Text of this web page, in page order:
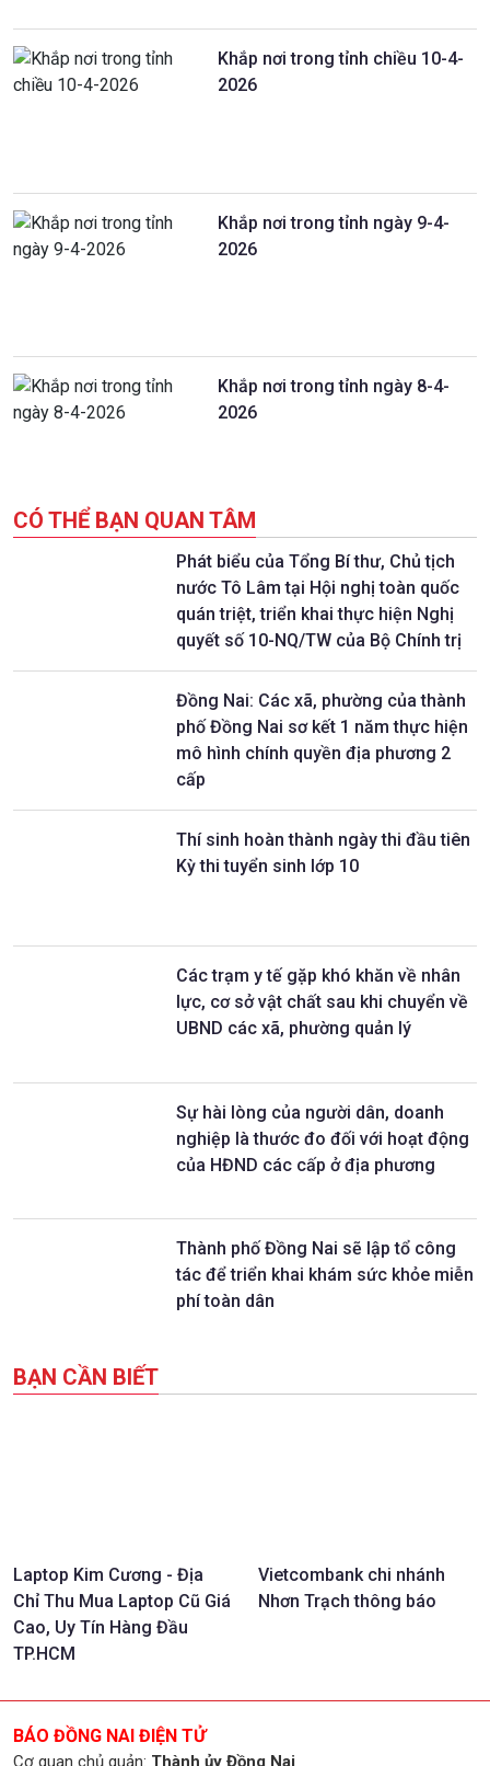
Khắp nơi trong tỉnh chiều 10-4-
2026
Khắp nơi trong tỉnh ngày 9-4-
2026
Khắp nơi trong tỉnh ngày 8-4-
2026
CÓ THỂ BẠN QUAN TÂM
Phát biểu của Tổng Bí thư, Chủ tịch
nước Tô Lâm tại Hội nghị toàn quốc
quán triệt, triển khai thực hiện Nghị
quyết số 10-NQ/TW của Bộ Chính trị
Đồng Nai: Các xã, phường của thành
phố Đồng Nai sơ kết 1 năm thực hiện
mô hình chính quyền địa phương 2
cấp
Thí sinh hoàn thành ngày thi đầu tiên
Kỳ thi tuyển sinh lớp 10
Các trạm y tế gặp khó khăn về nhân
lực, cơ sở vật chất sau khi chuyển về
UBND các xã, phường quản lý
Sự hài lòng của người dân, doanh
nghiệp là thước đo đối với hoạt động
của HĐND các cấp ở địa phương
Thành phố Đồng Nai sẽ lập tổ công
tác để triển khai khám sức khỏe miễn
phí toàn dân
BẠN CẦN BIẾT
Laptop Kim Cương - Địa
Chỉ Thu Mua Laptop Cũ Giá
Cao, Uy Tín Hàng Đầu
TP.HCM
Vietcombank chi nhánh
Nhơn Trạch thông báo
BÁO ĐỒNG NAI ĐIỆN TỬ
Cơ quan chủ quản: Thành ủy Đồng Nai